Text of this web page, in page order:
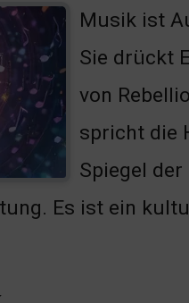
Musik ist
Sie drückt
von
spricht die
Spiegel
Es ist ein